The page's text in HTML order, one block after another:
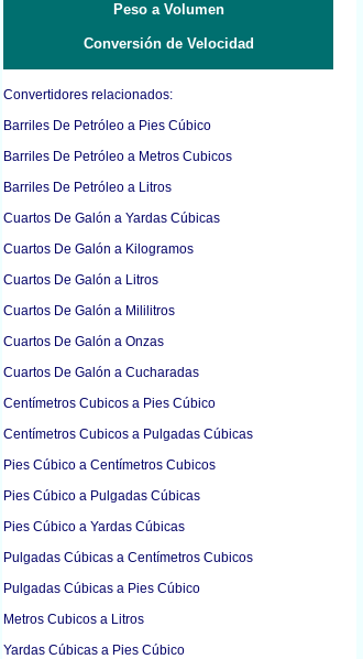
Peso a Volumen
Conversión de Velocidad
Convertidores relacionados:
Barriles De Petróleo a Pies Cúbico
Barriles De Petróleo a Metros Cubicos
Barriles De Petróleo a Litros
Cuartos De Galón a Yardas Cúbicas
Cuartos De Galón a Kilogramos
Cuartos De Galón a Litros
Cuartos De Galón a Mililitros
Cuartos De Galón a Onzas
Cuartos De Galón a Cucharadas
Centímetros Cubicos a Pies Cúbico
Centímetros Cubicos a Pulgadas Cúbicas
Pies Cúbico a Centímetros Cubicos
Pies Cúbico a Pulgadas Cúbicas
Pies Cúbico a Yardas Cúbicas
Pulgadas Cúbicas a Centímetros Cubicos
Pulgadas Cúbicas a Pies Cúbico
Metros Cubicos a Litros
Yardas Cúbicas a Pies Cúbico